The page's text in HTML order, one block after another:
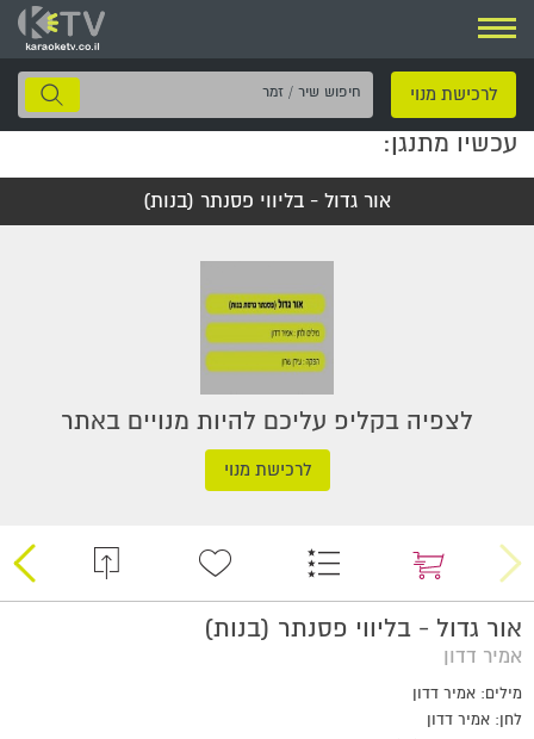
ניווט
לרכישת מנוי
חיפוש
שיר
עכשיו מתנגן:
אור גדול - בליווי פסנתר (בנות)
לצפיה בקליפ עליכם להיות מנויים באתר
לרכישת מנוי
אור גדול - בליווי פסנתר (בנות)
אמיר דדון
מילים: אמיר דדון
לחן: אמיר דדון